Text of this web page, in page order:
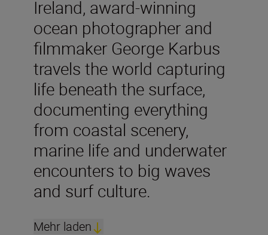
Ireland, award-winning
ocean photographer and
filmmaker George Karbus
travels the world capturing
life beneath the surface,
documenting everything
from coastal scenery,
marine life and underwater
encounters to big waves
and surf culture.
Mehr laden